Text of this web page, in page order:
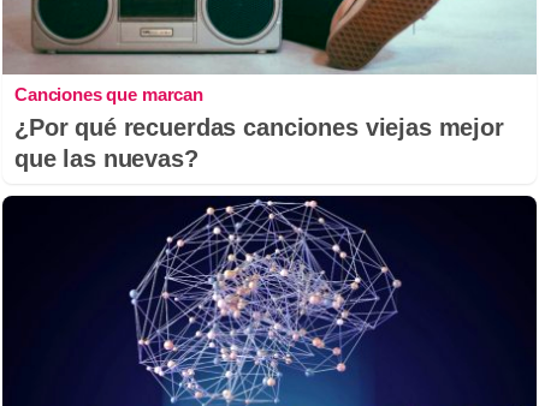
Canciones que marcan
¿Por qué recuerdas canciones viejas mejor
que las nuevas?